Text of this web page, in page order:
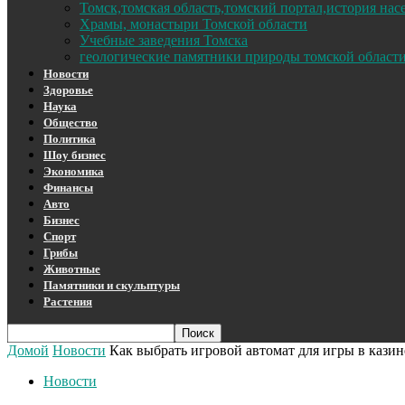
Томск,томская область,томский портал,история
Храмы, монастыри Томской области
Учебные заведения Томска
геологические памятники природы томской области
Новости
Здоровье
Наука
Общество
Политика
Шоу бизнес
Экономика
Финансы
Авто
Бизнес
Спорт
Грибы
Животные
Памятники и скульптуры
Растения
Домой Новости Как выбрать игровой автомат для игры в
Новости